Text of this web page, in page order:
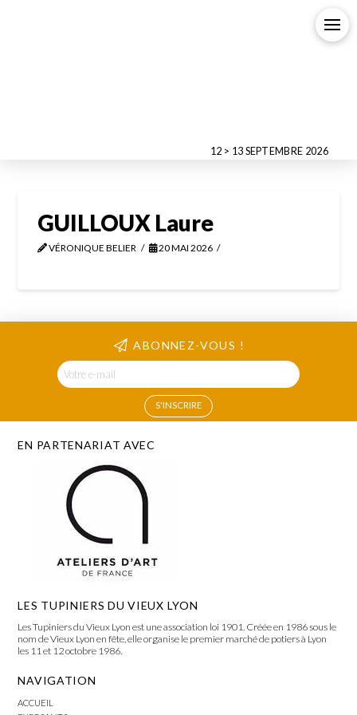
12 > 13 SEPTEMBRE 2026
GUILLOUX Laure
VÉRONIQUE BELIER 20 MAI 2026
ABONNEZ-VOUS !
EN PARTENARIAT AVEC
LES TUPINIERS DU VIEUX LYON
Les Tupiniers du Vieux Lyon est une association loi 1901. Créée en 1986 sous le
nom de Vieux Lyon en fête, elle organise le premier marché de potiers à Lyon
les 11 et 12 octobre 1986.
NAVIGATION
ACCUEIL